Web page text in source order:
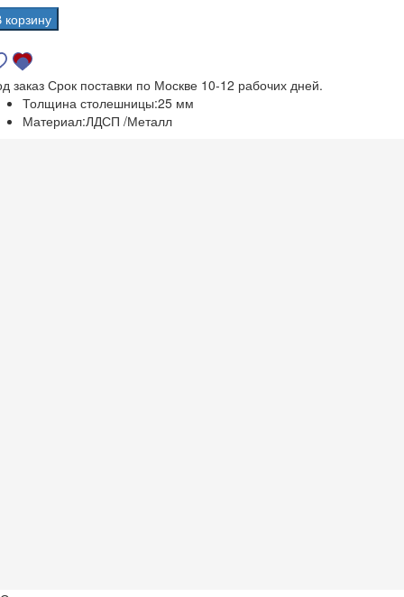
корзину
заказ Срок поставки по Москве 10-12 рабочих дней.
Толщина столешницы:25 мм
Материал:ЛДСП /Металл